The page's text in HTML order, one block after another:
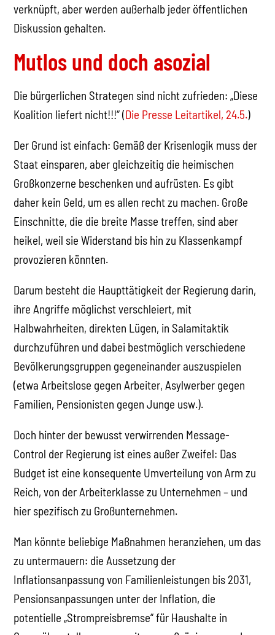
verknüpft, aber werden außerhalb jeder öffentlichen
Diskussion gehalten.
Mutlos und doch asozial
Die bürgerlichen Strategen sind nicht zufrieden: „Diese
Koalition liefert nicht!!!“ (Die Presse Leitartikel, 24.5.)
Der Grund ist einfach: Gemäß der Krisenlogik muss der
Staat einsparen, aber gleichzeitig die heimischen
Großkonzerne beschenken und aufrüsten. Es gibt
daher kein Geld, um es allen recht zu machen. Große
Einschnitte, die die breite Masse treffen, sind aber
heikel, weil sie Widerstand bis hin zu Klassenkampf
provozieren könnten.
Darum besteht die Haupttätigkeit der Regierung darin,
ihre Angriffe möglichst verschleiert, mit
Halbwahrheiten, direkten Lügen, in Salamitaktik
durchzuführen und dabei bestmöglich verschiedene
Bevölkerungsgruppen gegeneinander auszuspielen
(etwa Arbeitslose gegen Arbeiter, Asylwerber gegen
Familien, Pensionisten gegen Junge usw.).
Doch hinter der bewusst verwirrenden Message-
Control der Regierung ist eines außer Zweifel: Das
Budget ist eine konsequente Umverteilung von Arm zu
Reich, von der Arbeiterklasse zu Unternehmen – und
hier spezifisch zu Großunternehmen.
Man könnte beliebige Maßnahmen heranziehen, um das
zu untermauern: die Aussetzung der
Inflationsanpassung von Familienleistungen bis 2031,
Pensionsanpassungen unter der Inflation, die
potentielle „Strompreisbremse“ für Haushalte in